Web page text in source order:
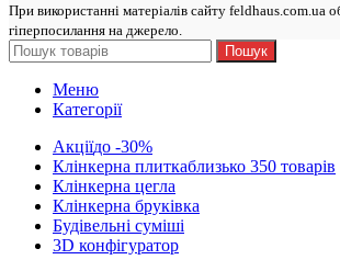
При використанні матеріалів сайту feldhaus.com.ua
гіперпосилання на джерело.
Пошук
Меню
Категорії
Акціїдо -30%
Клінкерна плиткаблизько 350 товарів
Клінкерна цегла
Клінкерна бруківка
Будівельні суміші
3D конфігуратор